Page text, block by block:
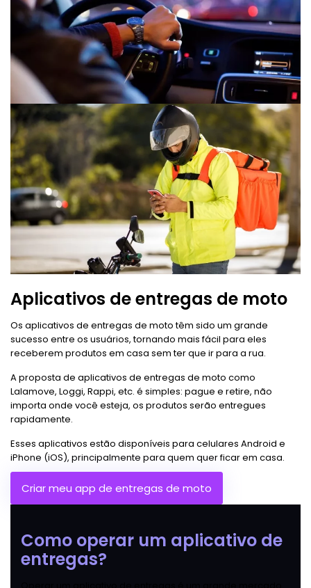
Aplicativos de entregas de moto
Os aplicativos de entregas de moto têm sido um grande
sucesso entre os usuários, tornando mais fácil para eles
receberem produtos em casa sem ter que ir para a rua.
A proposta de aplicativos de entregas de moto como
Lalamove, Loggi, Rappi, etc. é simples: pague e retire, não
importa onde você esteja, os produtos serão entregues
rapidamente.
Esses aplicativos estão disponíveis para celulares Android e
iPhone (iOS), principalmente para quem quer ficar em casa.
Criar meu app de entregas de moto
Como operar um aplicativo de
entregas?